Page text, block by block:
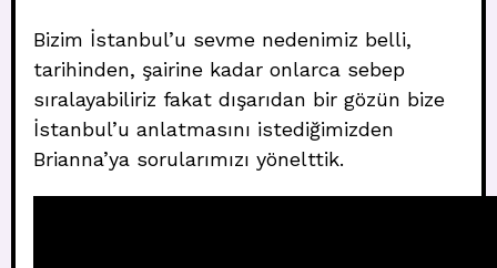
Bizim İstanbul’u sevme nedenimiz belli,
tarihinden, şairine kadar onlarca sebep
sıralayabiliriz fakat dışarıdan bir gözün bize
İstanbul’u anlatmasını istediğimizden
Brianna’ya sorularımızı yönelttik.